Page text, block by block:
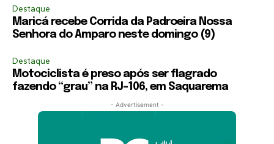
Destaque
Maricá recebe Corrida da Padroeira Nossa
Senhora do Amparo neste domingo (9)
Destaque
Motociclista é preso após ser flagrado
fazendo “grau” na RJ-106, em Saquarema
- Advertisement -